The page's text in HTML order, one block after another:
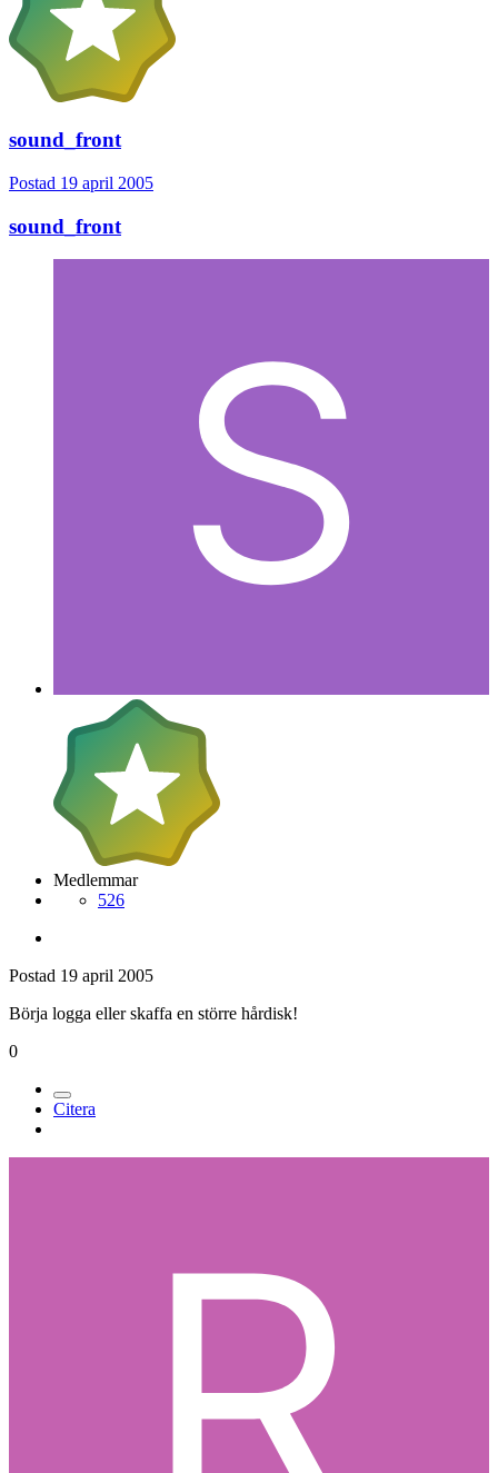
sound_front
Postad 19 april 2005
sound_front
Medlemmar
526
Postad 19 april 2005
Börja logga eller skaffa en större hårdisk!
0
Citera